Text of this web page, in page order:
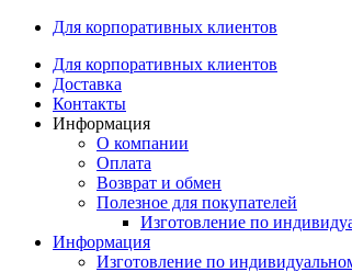
Для корпоративных клиентов
Для корпоративных клиентов
Доставка
Контакты
Информация
О компании
Оплата
Возврат и обмен
Полезное для покупателей
Изготовление по
Информация
Изготовление по